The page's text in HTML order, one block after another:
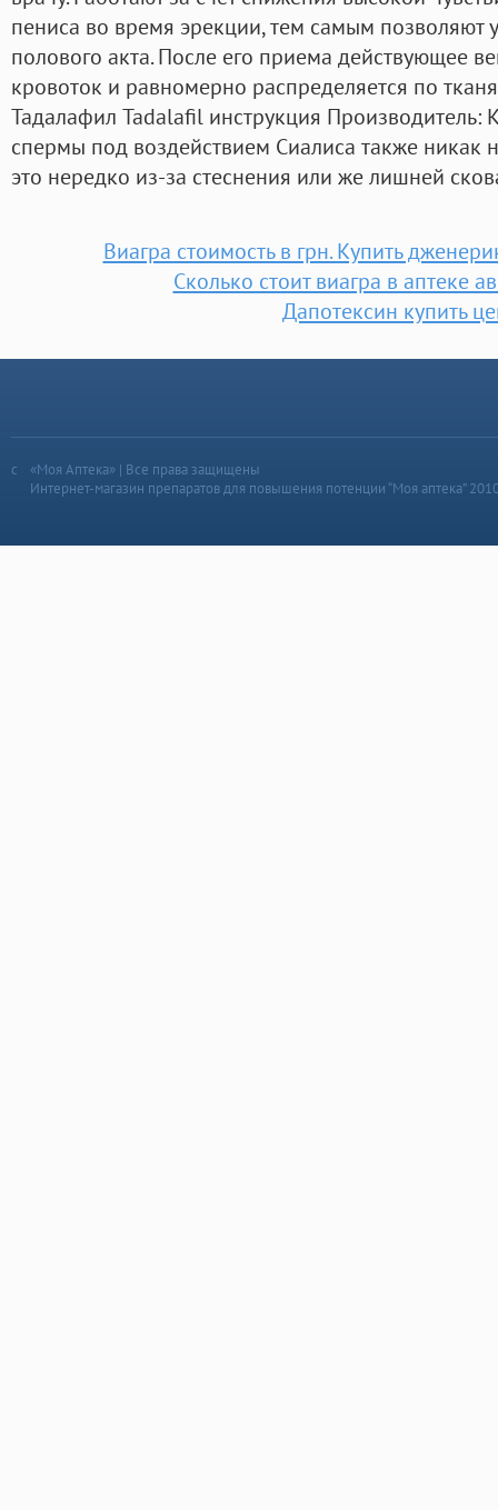
пениса во время эрекции, тем самым позволяют
полового акта. После его приема действующее
кровоток и равномерно распределяется по
Тадалафил Tadalafil инструкция Производитель:
спермы под воздействием Сиалиса также никак
это нередко из-за стеснения или же лишней
Виагра стоимость в грн. Купить
Сколько стоит виагра в аптеке
Дапотексин купить
«Моя Аптека» | Все права защищены
Интернет-магазин препаратов для повышения потенции “Моя аптека”